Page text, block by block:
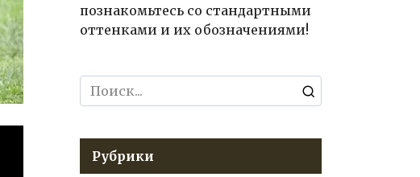
познакомьтесь со стандартными
оттенками и их обозначениями!
Search
for:
Рубрики